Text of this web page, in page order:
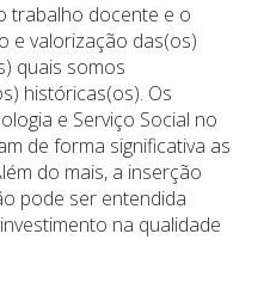
trabalho docente e o
e valorização das(os)
quais somos
históricas(os). Os
e Serviço Social no
de forma significativa as
do mais, a inserção
pode ser entendida
na qualidade